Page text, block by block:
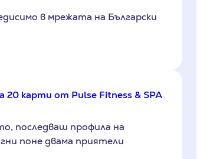
в мрежата на Български
карти от Pulse Fitness & SPA
последваш профила на
поне двама приятели